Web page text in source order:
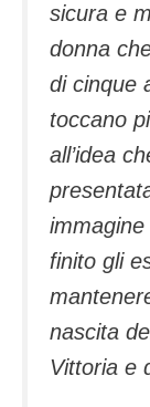
sicura e
donna
di cinque
toccano
all’idea
finito gli
nascita
Vittoria e